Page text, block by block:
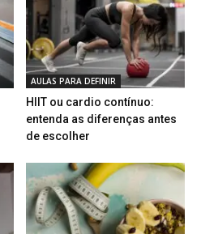
AULAS PARA DEFINIR
HIIT ou cardio contínuo:
entenda as diferenças antes
de escolher